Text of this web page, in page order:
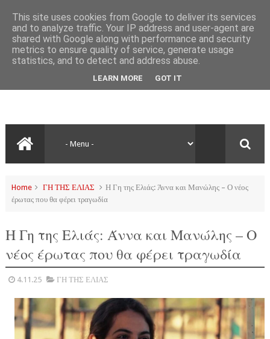
Home ΓΗ ΤΗΣ ΕΛΙΑΣ
Η Γη της Ελιάς: Άννα και Μανώλης – Ο νέος
έρωτας που θα φέρει τραγωδία
Η Γη της Ελιάς: Άννα και Μανώλης – Ο
νέος έρωτας που θα φέρει τραγωδία
4.11.25 ΓΗ ΤΗΣ ΕΛΙΑΣ
This site uses cookies from Google to deliver its services
and to analyze traffic. Your IP address and user-agent are
shared with Google along with performance and security
metrics to ensure quality of service, generate usage
statistics, and to detect and address abuse.
LEARN MORE GOT IT